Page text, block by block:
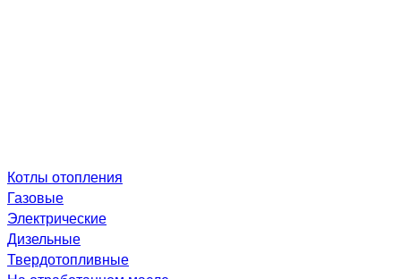
Котлы отопления
Газовые
Электрические
Дизельные
Твердотопливные